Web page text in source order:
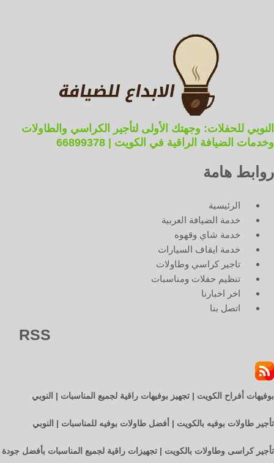
النوبي للحفلات: وجهتك الأولى لتأجير الكراسي والطاولات
وخدمات الضيافة الراقية في الكويت | 66899378
روابط هامة
الرئيسية
خدمة الضيافة العربية
خدمة شاي وقهوه
خدمة ايقاف السيارات
تاجير كراسي وطاولات
تنظيم حفلات ومناسبات
اخر اخبارنا
اتصل بنا
RSS
بوفيهات أفراح الكويت | تجهيز بوفيهات راقية لجميع المناسبات | النوبي
تأجير طاولات بوفيه بالكويت | أفضل طاولات بوفيه للمناسبات | النوبي
تأجير كراسى وطاولات بالكويت | تجهيزات راقية لجميع المناسبات بأفضل جودة